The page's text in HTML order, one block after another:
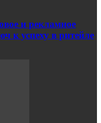
и рекламное
к успеху в ритейле